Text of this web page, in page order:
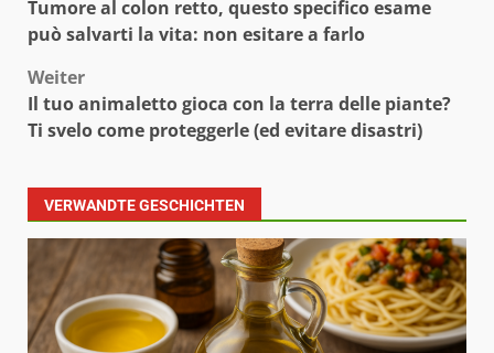
Tumore al colon retto, questo specifico esame
può salvarti la vita: non esitare a farlo
Weiter
Il tuo animaletto gioca con la terra delle piante?
Ti svelo come proteggerle (ed evitare disastri)
VERWANDTE GESCHICHTEN